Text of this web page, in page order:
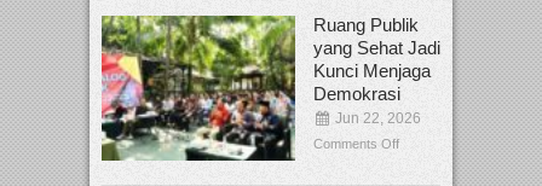
Ruang Publik
yang Sehat Jadi
Kunci Menjaga
Demokrasi
Jun 22, 2026
Comments Off